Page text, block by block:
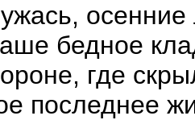
бедное
где
последнее